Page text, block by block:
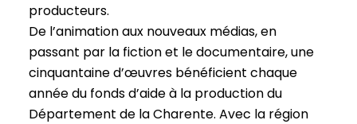
producteurs.
De l’animation aux nouveaux médias, en
passant par la fiction et le documentaire, une
cinquantaine d’œuvres bénéficient chaque
année du fonds d’aide à la production du
Département de la Charente. Avec la région